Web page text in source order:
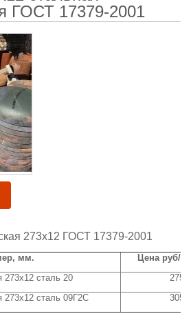
ГОСТ 17379-2001
273х12 ГОСТ 17379-2001
мм.
Цена руб/
273х12 сталь 20
2750
273х12 сталь 09Г2С
3050